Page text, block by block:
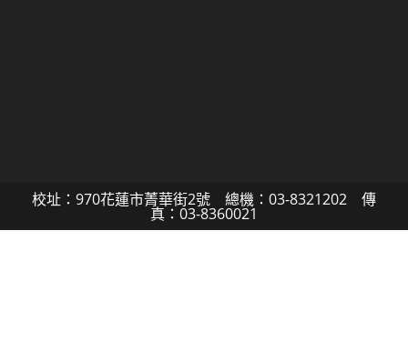
校址：970花蓮市菁華街2號 總機：03-8321202 傳
真：03-8360021